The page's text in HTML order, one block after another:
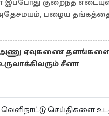
இப்போது குறைந்த
பழைய
ஏவுகணை தளங்களை
சீனா
வெளிநாட்டு செய்திகளை